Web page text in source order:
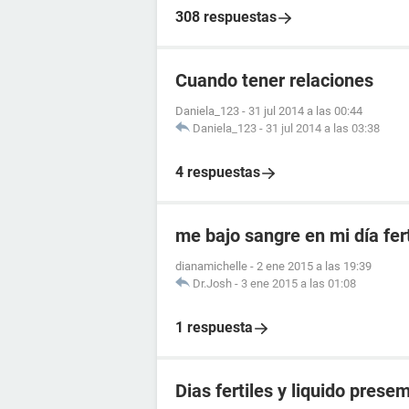
308 respuestas
Cuando tener relaciones
Daniela_123 - 31 jul 2014 a las 00:44
Daniela_123 - 31 jul 2014 a las 03:38
4 respuestas
me bajo sangre en mi día
dianamichelle - 2 ene 2015 a las 19:39
Dr.Josh - 3 ene 2015 a las 01:08
1 respuesta
Dias fertiles y liquido